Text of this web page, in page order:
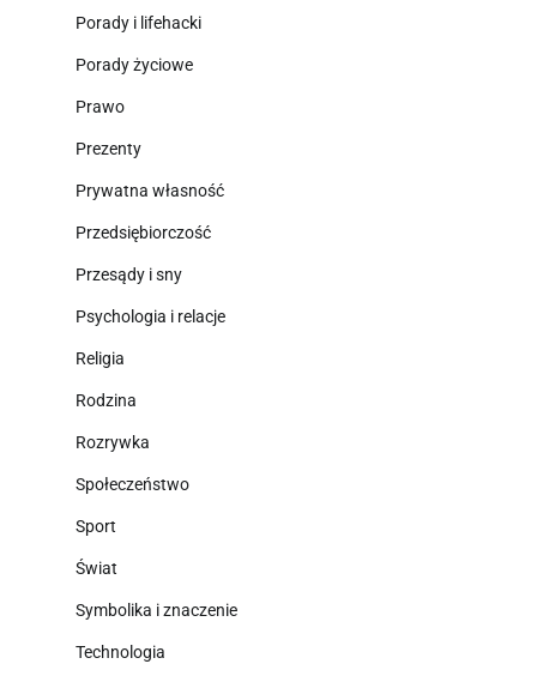
Porady i lifehacki
Porady życiowe
Prawo
Prezenty
Prywatna własność
Przedsiębiorczość
Przesądy i sny
Psychologia i relacje
Religia
Rodzina
Rozrywka
Społeczeństwo
Sport
Świat
Symbolika i znaczenie
Technologia